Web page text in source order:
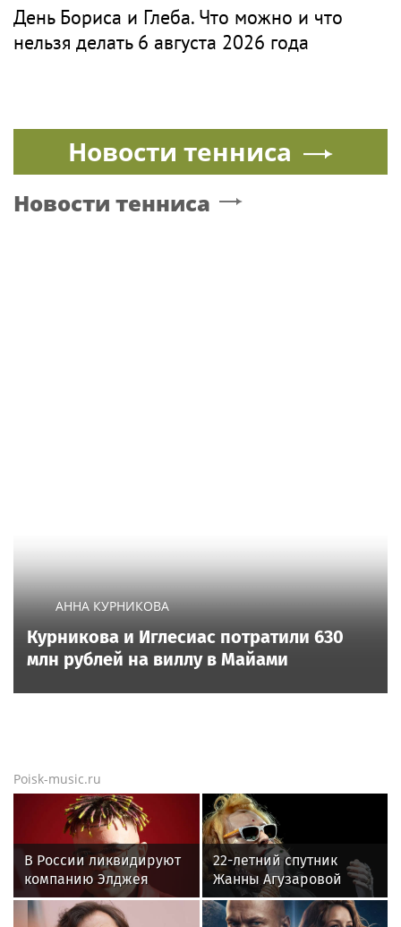
День Бориса и Глеба. Что можно и что
нельзя делать 6 августа 2026 года
Новости тенниса
Новости тенниса
АННА КУРНИКОВА
Курникова и Иглесиас потратили 630
млн рублей на виллу в Майами
Poisk-music.ru
В России ликвидируют
компанию Элджея
22-летний спутник
Жанны Агузаровой
опроверг роман с
певицей